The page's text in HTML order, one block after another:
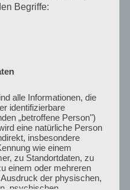
nochmal nach
Wetter sehr kalt und
recht schwierig war
Glück haben wir
gefunden und
Dorsche und
Begriffe:
alle Informationen, die
identifizierbare
„betroffene Person")
eine natürliche Person
insbesondere
wie einem
zu Standortdaten, zu
einem oder mehreren
der physischen,
psychischen,